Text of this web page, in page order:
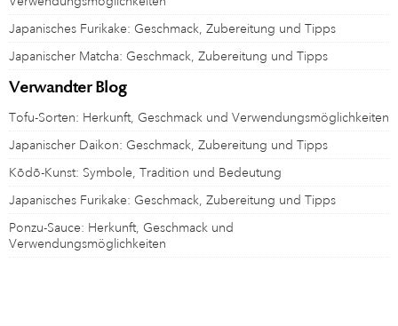
Japanisches Furikake: Geschmack, Zubereitung und Tipps
Japanischer Matcha: Geschmack, Zubereitung und Tipps
Verwandter Blog
Tofu-Sorten: Herkunft, Geschmack und Verwendungsmöglichkeiten
Japanischer Daikon: Geschmack, Zubereitung und Tipps
Kōdō-Kunst: Symbole, Tradition und Bedeutung
Japanisches Furikake: Geschmack, Zubereitung und Tipps
Ponzu-Sauce: Herkunft, Geschmack und
Verwendungsmöglichkeiten